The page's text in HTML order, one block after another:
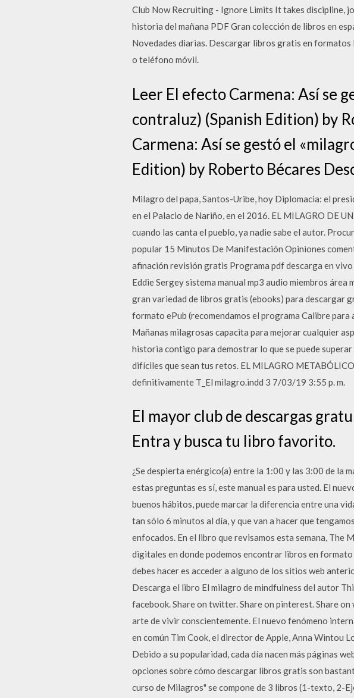
Club Now Recruiting - Ignore Limits It takes discipline,
historia del mañana PDF Gran colección de libros en
Novedades diarias. Descargar libros gratis en
o teléfono móvil.
Leer El efecto Carmena: Así se
contraluz) (Spanish Edition) by
Carmena: Así se gestó el
Edition) by Roberto Bécares
Milagro del papa, Santos-Uribe, hoy Diplomacia: el
en el Palacio de Nariño, en el 2016. EL MILAGRO DE
cuando las canta el pueblo, ya nadie sabe el autor.
popular 15 Minutos De Manifestación Opiniones
afinación revisión gratis Programa pdf descarga en
Eddie Sergey sistema manual mp3 audio miembros
gran variedad de libros gratis (ebooks) para descargar
formato ePub (recomendamos el programa Calibre
Mañanas milagrosas capacita para mejorar cualquier
historia contigo para demostrar lo que se puede
difíciles que sean tus retos. EL MILAGRO
definitivamente T_El milagro.indd 3 7/03/19 3:55 p. m.
El mayor club de descargas
Entra y busca tu libro favorito.
¿Se despierta enérgico(a) entre la 1:00 y las 3:00 de la
estas preguntas es sí, este manual es para usted. El
buenos hábitos, puede marcar la diferencia entre una
tan sólo 6 minutos al día, y que van a hacer que
enfocados. En el libro que revisamos esta semana, The
digitales en donde podemos encontrar libros en
debes hacer es acceder a alguno de los sitios web
Descarga el libro El milagro de mindfulness del autor
facebook. Share on twitter. Share on pinterest. Share
arte de vivir conscientemente. El nuevo fenómeno
en común Tim Cook, el director de Apple, Anna Wintou
Debido a su popularidad, cada día nacen más páginas
opciones sobre cómo descargar libros gratis son
curso de Milagros" se compone de 3 libros (1-texto, 2-